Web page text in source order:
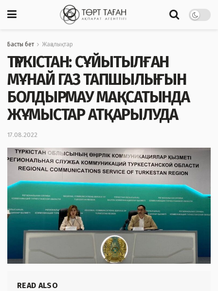
Басты бет Жаңалықтар
ТҮРКІСТАН: СҰЙЫТЫЛҒАН
МҰНАЙ ГАЗ ТАПШЫЛЫҒЫН
БОЛДЫРМАУ МАҚСАТЫНДА
ЖҰМЫСТАР АТҚАРЫЛУДА
17.08.2022
READ ALSO